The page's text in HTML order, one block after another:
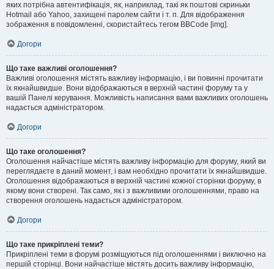
яких потрібна автентифікація, як, наприклад, такі як поштові скриньки
Hotmail або Yahoo, захищені паролем сайти і т. п. Для відображення
зображення в повідомленні, скористайтесь тегом BBCode [img].
Догори
Що таке важливі оголошення?
Важливі оголошення містять важливу інформацію, і ви повинні прочитати
їх якнайшвидше. Вони відображаються в верхній частині форуму та у
вашій Панелі керування. Можливість написання вами важливих оголошень
надається адміністратором.
Догори
Що таке оголошення?
Оголошення найчастіше містять важливу інформацію для форуму, який ви
переглядаєте в даний момент, і вам необхідно прочитати їх якнайшвидше.
Оголошення відображаються в верхній частині кожної сторінки форуму, в
якому вони створені. Так само, як і з важливими оголошеннями, право на
створення оголошень надається адміністратором.
Догори
Що таке прикріплені теми?
Прикріплені теми в форумі розміщуються під оголошеннями і виключно на
першій сторінці. Вони найчастіше містять досить важливу інформацію,